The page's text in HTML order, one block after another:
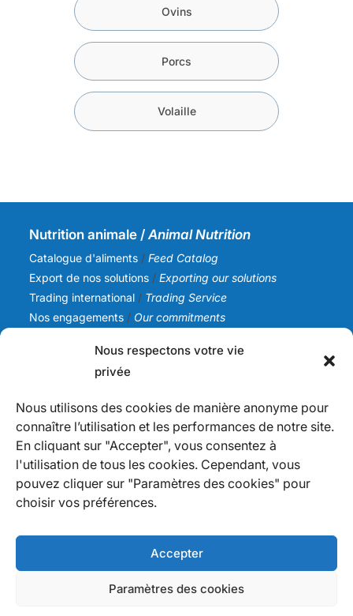
Nous respectons votre vie
privée
Nous utilisons des cookies de manière anonyme pour
connaître l’utilisation et les performances de notre site.
En cliquant sur "Accepter", vous consentez à
l'utilisation de tous les cookies. Cependant, vous
pouvez cliquer sur "Paramètres des cookies" pour
choisir vos préférences.
Accepter
Paramètres des cookies
Ovins
Porcs
Volaille
Nutrition animale / Animal Nutrition
Catalogue d'aliments /Feed Catalog
Export de nos solutions /Exporting our solutions
Trading international / Trading Service
Nos engagements / Our commitments
Notre histoire/Our story
Nos valeurs/ Our values
Actualités/News
Infos
Nous contacter/Contact us
Devenir fournisseur/Becoming a supplier